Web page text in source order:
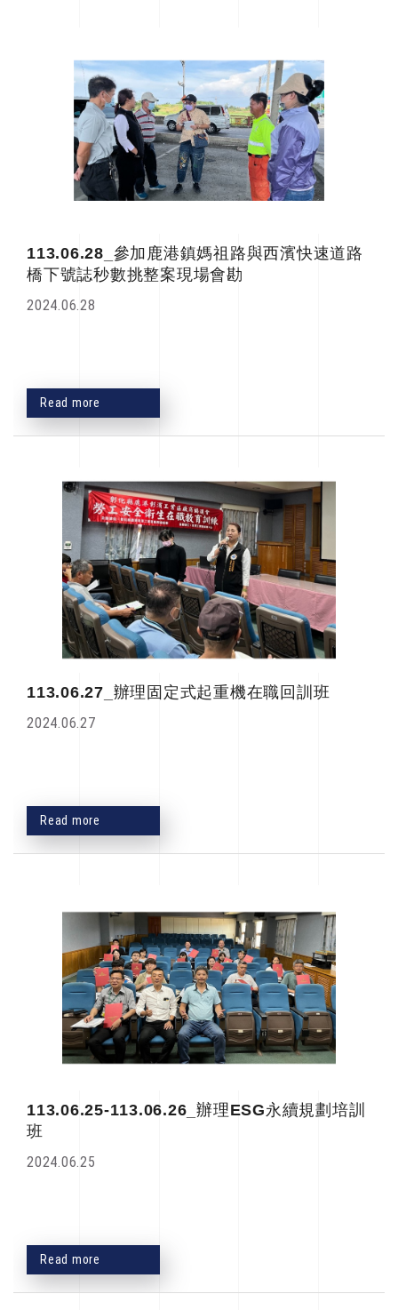
113.06.28_參加鹿港鎮媽祖路與西濱快速道路
橋下號誌秒數挑整案現場會勘
2024.06.28
Read more
113.06.27_辦理固定式起重機在職回訓班
2024.06.27
Read more
113.06.25-113.06.26_辦理ESG永續規劃培訓
班
2024.06.25
Read more